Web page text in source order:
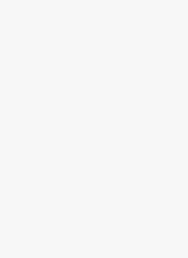
mengenmäßig starken
bewältigt werden und somit
Dienstleistungsniveau für
An
stiegen die
Vorjahresvergleich um
Durchschnittspreise bei
Gründe für
Bereich Beetpflanzen
Topfpflanzenangebotes,